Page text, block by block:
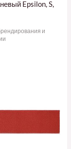
Epsilon, S,
и